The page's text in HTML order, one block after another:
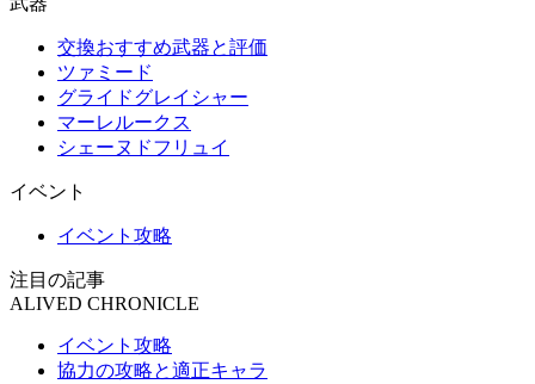
交換おすすめ武器と評価
ツァミード
グライドグレイシャー
マーレルークス
シェーヌドフリュイ
イベント
イベント攻略
注目の記事
ALIVED CHRONICLE
イベント攻略
協力の攻略と適正キャラ